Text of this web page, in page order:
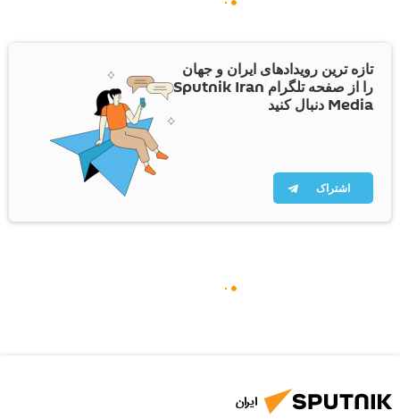
تازه ترین رویدادهای ایران و جهان
را از صفحه تلگرام Sputnik Iran
Media دنبال کنید
اشتراک
ایران